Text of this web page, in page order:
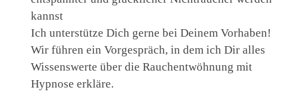
kannst
Ich unterstütze Dich gerne bei Deinem Vorhaben!
Wir führen ein Vorgespräch, in dem ich Dir alles
Wissenswerte über die Rauchentwöhnung mit
Hypnose erkläre.